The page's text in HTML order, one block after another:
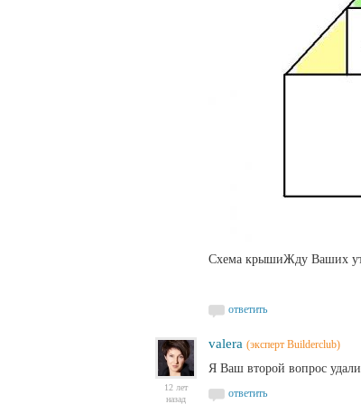
Схема крышиЖду Ваших
ответить
12 лет
назад
valera (эксперт Builderclub)
Я Ваш второй вопрос
ответить